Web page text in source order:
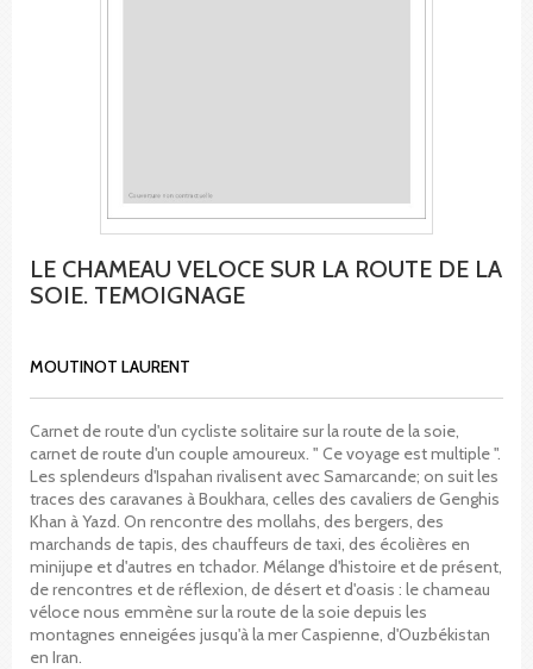
LE CHAMEAU VELOCE SUR LA ROUTE DE LA
SOIE. TEMOIGNAGE
MOUTINOT LAURENT
Carnet de route d'un cycliste solitaire sur la route de la soie,
carnet de route d'un couple amoureux. " Ce voyage est multiple ".
Les splendeurs d'Ispahan rivalisent avec Samarcande; on suit les
traces des caravanes à Boukhara, celles des cavaliers de Genghis
Khan à Yazd. On rencontre des mollahs, des bergers, des
marchands de tapis, des chauffeurs de taxi, des écolières en
minijupe et d'autres en tchador. Mélange d'histoire et de présent,
de rencontres et de réflexion, de désert et d'oasis : le chameau
véloce nous emmène sur la route de la soie depuis les
montagnes enneigées jusqu'à la mer Caspienne, d'Ouzbékistan
en Iran.